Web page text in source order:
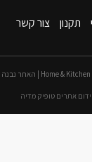
תקנון צור קשר
אתרים טופיק מדיה